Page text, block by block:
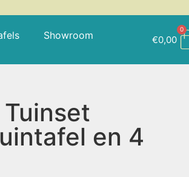
Showroom €0,00
0
en 4